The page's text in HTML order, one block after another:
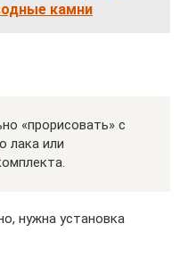
камни
«прорисовать» с
лака или
нужна установка